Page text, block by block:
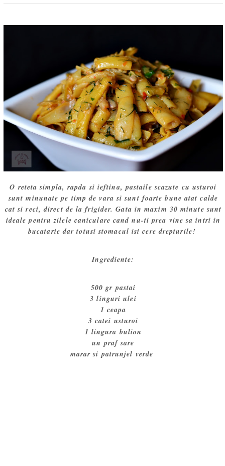
O reteta simpla, rapda si ieftina, pastaile scazute cu usturoi
sunt minunate pe timp de vara si sunt foarte bune atat calde
cat si reci, direct de la frigider. Gata in maxim 30 minute sunt
ideale pentru zilele caniculare cand nu-ti prea vine sa intri in
bucatarie dar totusi stomacul isi cere drepturile!
Ingrediente:
500 gr pastai
3 linguri ulei
1 ceapa
3 catei usturoi
1 lingura bulion
un praf sare
marar si patrunjel verde